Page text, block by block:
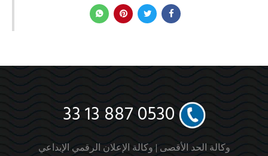
0530 887 13 33
وكالة الحد الأقصى | وكالة الإعلان الرقمي الإبداعي